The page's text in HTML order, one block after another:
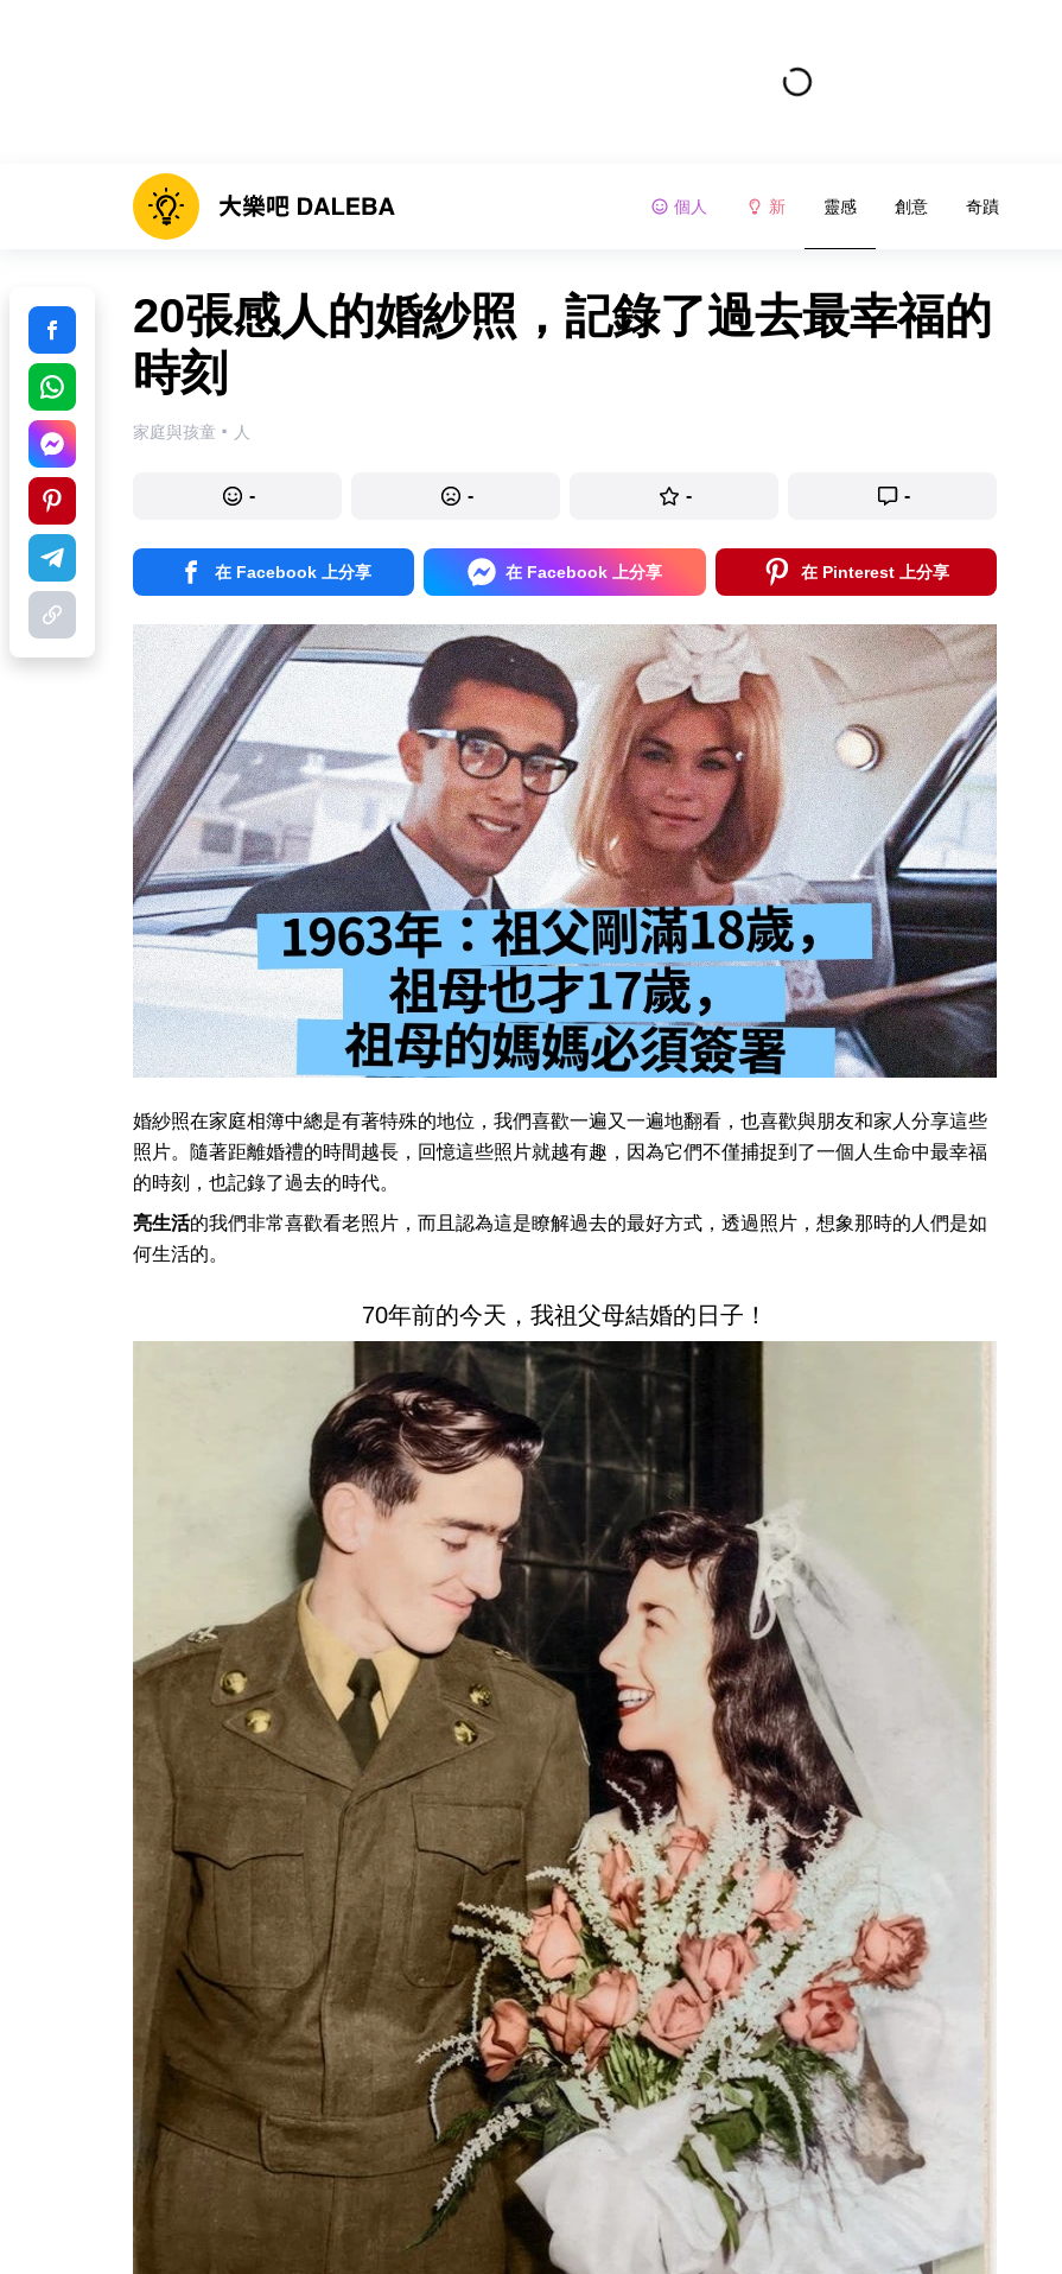
個人 新 靈感 創意 奇蹟
20張感人的婚紗照，記錄了過去最幸福的
時刻
家庭與孩童 · 人
- - - -
在 Facebook 上分享 在 Facebook 上分享 在 Pinterest 上分享
婚紗照在家庭相簿中總是有著特殊的地位，我們喜歡一遍又一遍地翻看，也喜歡與朋友和家人分享這些
照片。隨著距離婚禮的時間越長，回憶這些照片就越有趣，因為它們不僅捕捉到了一個人生命中最幸福
的時刻，也記錄了過去的時代。
亮生活的我們非常喜歡看老照片，而且認為這是瞭解過去的最好方式，透過照片，想象那時的人們是如
何生活的。
70年前的今天，我祖父母結婚的日子！